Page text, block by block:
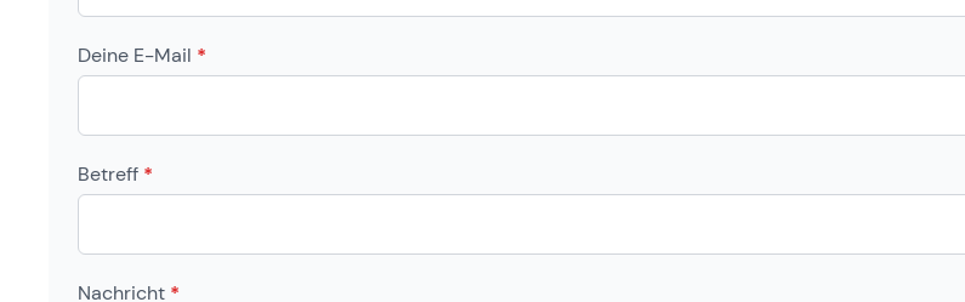
Deine E-Mail *
Betreff *
Nachricht *